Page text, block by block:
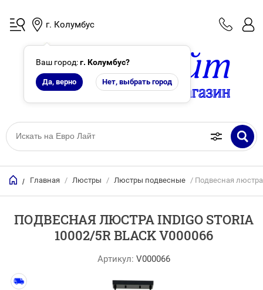
г. Колумбус
Ваш город:г. Колумбус?
Да, верно Нет, выбрать город
/ Главная / Люстры / Люстры подвесные / Подвесная люстра
ПОДВЕСНАЯ ЛЮСТРА INDIGO STORIA
10002/5R BLACK V000066
Артикул: V000066